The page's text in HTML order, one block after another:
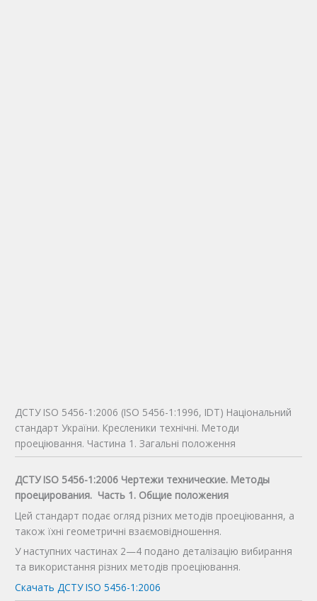
ДСТУ ISO 5456-1:2006 (ISO 5456-1:1996, IDТ) Національний
стандарт України. Кресленики технічні. Методи
проеціювання. Частина 1. Загальні положення
ДСТУ ISO 5456-1:2006 Чертежи технические. Методы
проецирования. Часть 1. Общие положения
Цей стандарт подає огляд різних методів проеціювання, а
також їхні геометричні взаємовідношення.
У наступних частинах 2—4 подано деталізацію вибирання
та використання різних методів проеціювання.
Скачать ДСТУ ISO 5456-1:2006